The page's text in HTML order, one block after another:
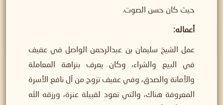
حيث كان حسن الصوت.
أعماله:
عمل الشيخ سليمان بن عبدالرحمن الواصل في عفيف
في البيع والشراء، وكان يعرف بنزاهة المعاملة
والأمانة والصدق، وفي عفيف تزوج من آل نافع الأسرة
المعروفة هناك، والتي تعود لقبيلة عنزة، ورزقه الله